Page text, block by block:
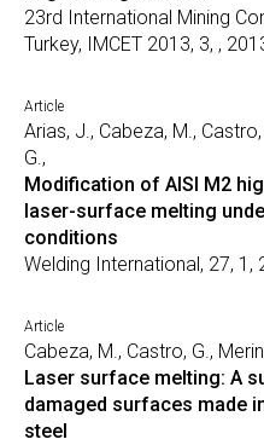
23rd International Mining
Turkey, IMCET 2013, 3, ,
Article
Arias, J., Cabeza, M.,
G.,
Modification of AISI M2
laser-surface melting
conditions
Welding International, 27, 1,
Article
Cabeza, M., Castro, G.,
Laser surface melting: A
damaged surfaces made
steel